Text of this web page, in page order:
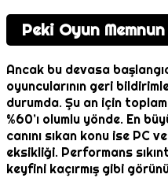
Peki Oyun
Ancak bu devasa
oyuncularının geri
durumda. Şu an için
%60’ı olumlu yönde. En
canını sıkan konu ise PC
eksikliği. Performans
keyfini kaçırmış gibi